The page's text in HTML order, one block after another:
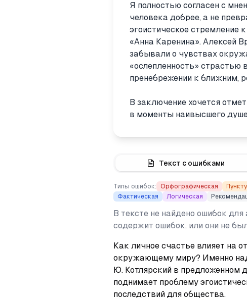
Я полностью согласен с
человека добрее, а не
эгоистическое стремление
«Анна Каренина». Алексей
забывали о чувствах
«ослепленность» страстью
пренебрежении к ближним,
В заключение хочется
в моменты наивысшего
Текст с ошибками
Типы ошибок: Орфографическая
Фактическая
Логическая
В тексте не найдено ошибок
содержит ошибок, или они не
Как личное счастье влияет на
окружающему миру? Именно
Ю. Котлярский в предложенном
поднимает проблему
последствий для общества.